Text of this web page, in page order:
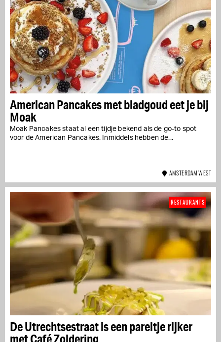
American Pancakes met bladgoud eet je bij
Moak
Moak Pancakes staat al een tijdje bekend als de go-to spot
voor de American Pancakes. Inmiddels hebben de...
AMSTERDAM WEST
De Utrechtsestraat is een pareltje rijker
RESTAURANTS